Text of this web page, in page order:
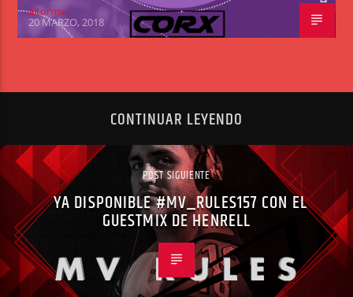
aitormv
20 MARZO, 2018
CONTINUAR LEYENDO
POST SIGUIENTE
YA DISPONIBLE #MV_RULES157 CON EL
GUESTMIX DE HENRELL